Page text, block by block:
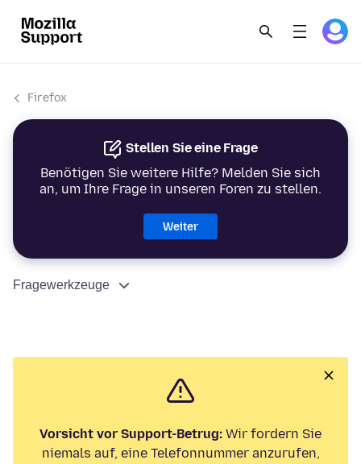
Firefox
Stellen Sie eine Frage
Benötigen Sie weitere Hilfe? Melden Sie sich
an, um Ihre Frage in unseren Foren zu stellen.
Weiter
Fragewerkzeuge
Vorsicht vor Support-Betrug: Wir fordern Sie
niemals auf, eine Telefonnummer anzurufen,